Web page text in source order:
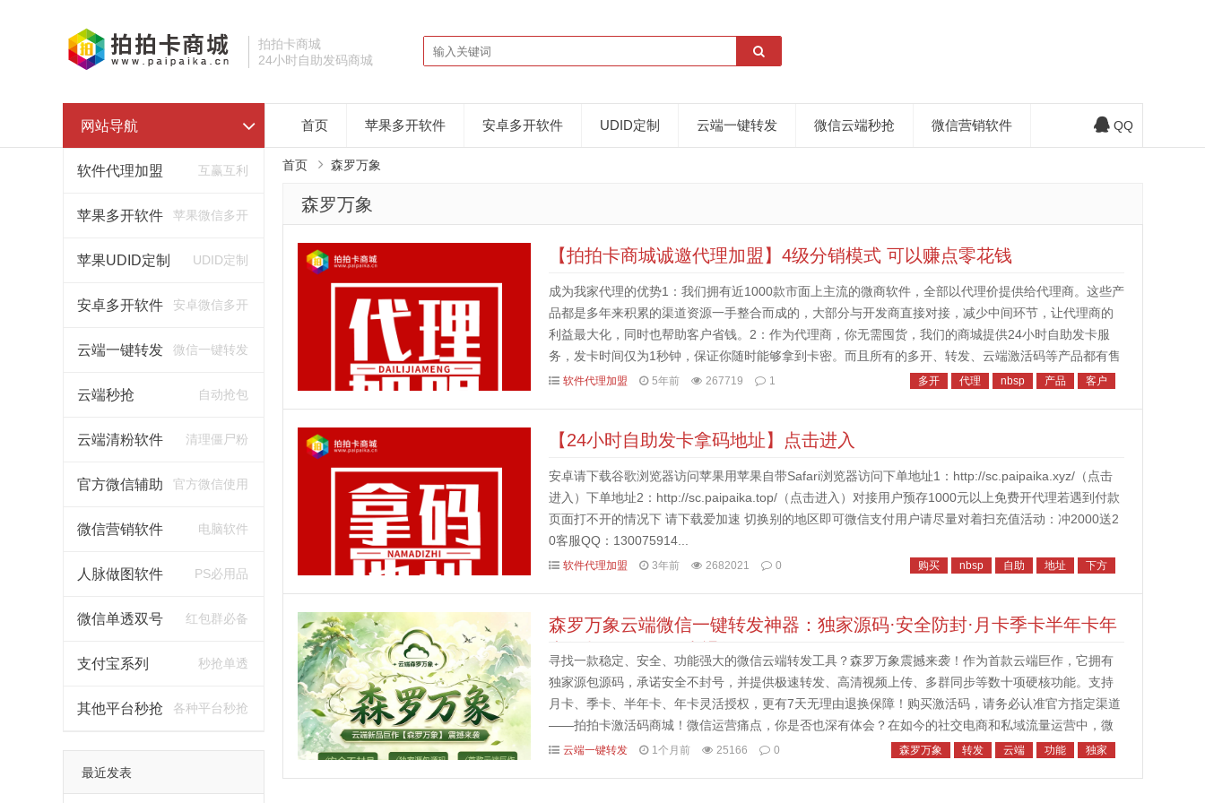
拍拍卡商城
24小时自助发码商城
网站导航
软件代理加盟 互赢互利
苹果多开软件 苹果微信多开
苹果UDID定制 UDID定制
安卓多开软件 安卓微信多开
云端一键转发 微信一键转发
云端秒抢 自动抢包
云端清粉软件 清理僵尸粉
官方微信辅助 官方微信使用
微信营销软件 电脑软件
人脉做图软件 PS必用品
微信单透双号 红包群必备
支付宝系列 秒抢单透
其他平台秒抢 各种平台秒抢
最近发表
首页 苹果多开软件 安卓多开软件 UDID定制 云端一键转发 微信云端秒抢 微信营销软件 QQ
首页 森罗万象
森罗万象
【拍拍卡商城诚邀代理加盟】4级分销模式 可以赚点零花钱
成为我家代理的优势1：我们拥有近1000款市面上主流的微商软件，全部以代理价提供给代理商。这些产
品都是多年来积累的渠道资源一手整合而成的，大部分与开发商直接对接，减少中间环节，让代理商的
利益最大化，同时也帮助客户省钱。2：作为代理商，你无需囤货，我们的商城提供24小时自助发卡服
务，发卡时间仅为1秒钟，保证你随时能够拿到卡密。而且所有的多开、转发、云端激活码等产品都有售
后服务，无条件封停换新，保障你的权益。3：我们会将你拉进微信代理群，群...
软件代理加盟 5年前 267719 1 多开 代理 nbsp 产品 客户
【24小时自助发卡拿码地址】点击进入
安卓请下载谷歌浏览器访问苹果用苹果自带Safari浏览器访问下单地址1：http://sc.paipaika.xyz/（点击
进入）下单地址2：http://sc.paipaika.top/（点击进入）对接用户预存1000元以上免费开代理若遇到付款
页面打不开的情况下 请下载爱加速 切换别的地区即可微信支付用户请尽量对着扫充值活动：冲2000送2
0客服QQ：130075914...
软件代理加盟 3年前 2682021 0 购买 nbsp 自助 地址 下方
森罗万象云端微信一键转发神器：独家源码·安全防封·月卡季卡半年卡年
卡授权，7天无理由退换！
寻找一款稳定、安全、功能强大的微信云端转发工具？森罗万象震撼来袭！作为首款云端巨作，它拥有
独家源包源码，承诺安全不封号，并提供极速转发、高清视频上传、多群同步等数十项硬核功能。支持
月卡、季卡、半年卡、年卡灵活授权，更有7天无理由退换保障！购买激活码，请务必认准官方指定渠道
——拍拍卡激活码商城！微信运营痛点，你是否也深有体会？在如今的社交电商和私域流量运营中，微
信扮演着无可替代的核心角色。然而，手动操作效率低下、消息无法高效分发、重要信息...
云端一键转发 1个月前 25166 0 森罗万象 转发 云端 功能 独家